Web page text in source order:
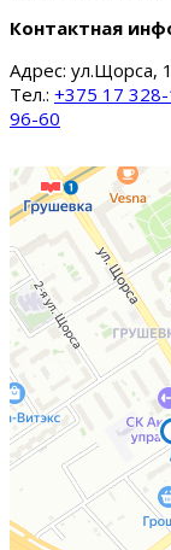
Контактная
Адрес: ул.Щорса,
Тел.: +375 17
96-60